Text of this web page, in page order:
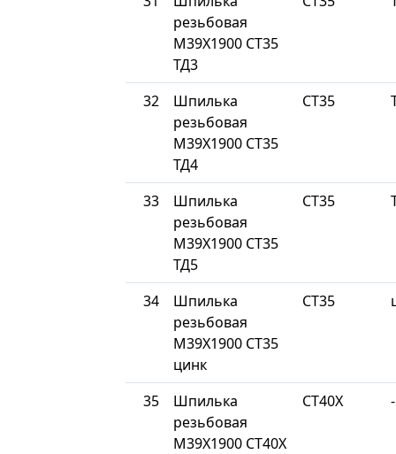
резьбовая
М39Х1900 СТ35
ТД3
32
Шпилька
резьбовая
М39Х1900 СТ35
ТД4
СТ35
33
Шпилька
резьбовая
М39Х1900 СТ35
ТД5
СТ35
34
Шпилька
резьбовая
М39Х1900 СТ35
цинк
СТ35
35
Шпилька
резьбовая
М39Х1900 СТ40Х
СТ40Х -